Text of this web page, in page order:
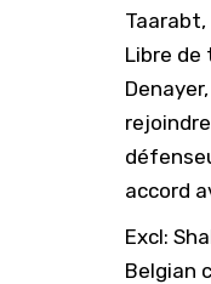
Taarabt
Libre de
accord
Excl:
Belgian